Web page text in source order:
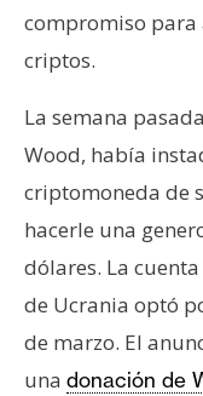
compromiso para
criptos.
La semana
Wood, había
criptomoneda de
hacerle una
dólares. La
de Ucrania optó
de marzo. El
una donación de